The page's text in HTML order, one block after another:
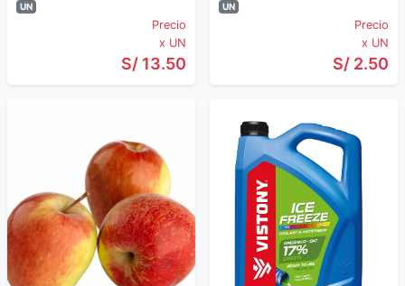
UN
Precio
x UN
S/ 13.50
UN
Precio
x UN
S/ 2.50